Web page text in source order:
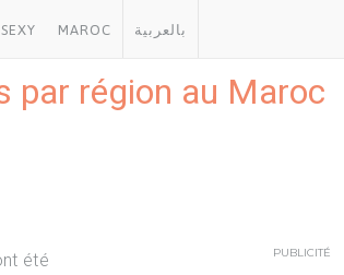
SEXY MAROC بالعربية
par région au Maroc
été
PUBLICITÉ